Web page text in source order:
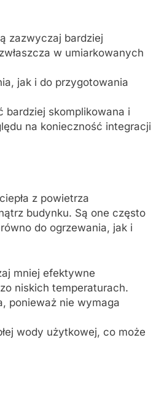
zazwyczaj bardziej
w umiarkowanych
jak i do przygotowania
bardziej skomplikowana i
na konieczność integracji
z powietrza
budynku. Są one często
do ogrzewania, jak i
mniej efektywne
niskich temperaturach.
ponieważ nie wymaga
wody użytkowej, co może